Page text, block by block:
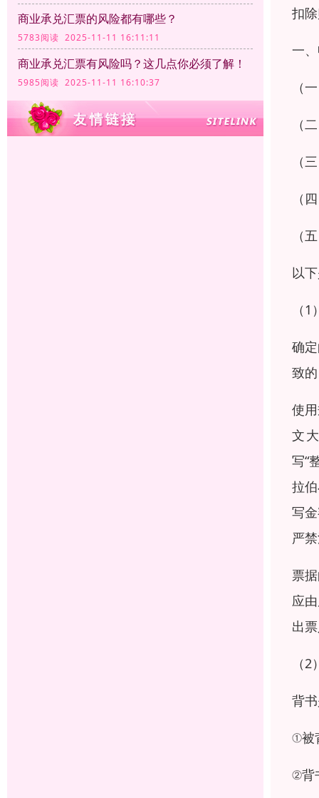
商业承兑汇票的风险都有哪些？
5783阅读 2025-11-11 16:11:11
商业承兑汇票有风险吗？这几点你必须了解！
5985阅读 2025-11-11 16:10:37
扣
一
（
（
（
（
（
以
（
确
致
使
文
写“
拉
写
严
票
应
出
（
背
①被
②背